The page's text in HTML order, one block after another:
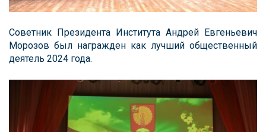
Советник Президента Института Андрей Евгеньевич
Морозов был награжден как лучший общественный
деятель 2024 года.